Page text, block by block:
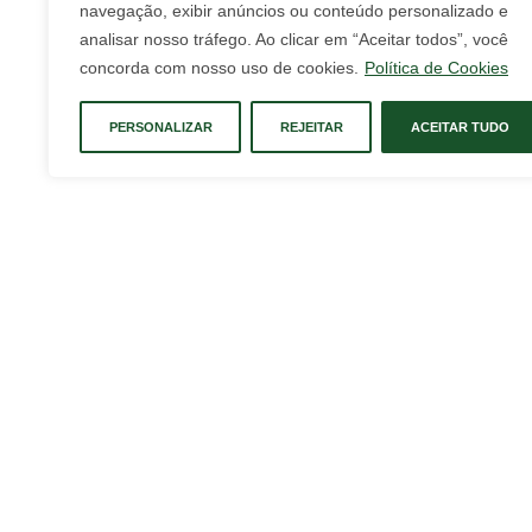
navegação, exibir anúncios ou conteúdo personalizado e
analisar nosso tráfego. Ao clicar em “Aceitar todos”, você
concorda com nosso uso de cookies.
Política de Cookies
PERSONALIZAR REJEITAR ACEITAR TUDO